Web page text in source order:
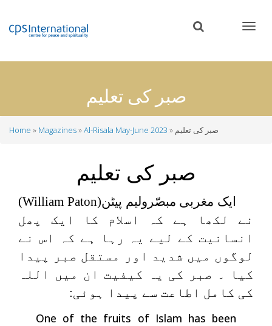
content
صبر کی تعلیم
Home Magazines Al-Risala May-June 2023 صبر کی تعلیم
صبر کی تعلیم
ایک مغربی مبصّرولیم پیٹن(William Paton
)
نے لکھا ہے کہ اسلام کا ایک پھل
انسانیت کے لیے یہ رہا ہے کہ اس نے
لوگوں میں شدید اور مستقل صبر پیدا
کیا ۔ صبر کی یہ کیفیت ان میں اللہ
کی کامل اطاعت سے پیدا ہوئی:
One of the fruits of Islam has been